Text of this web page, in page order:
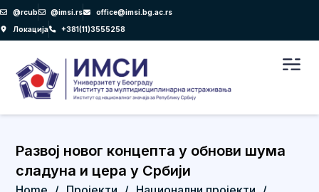
Пређи
на
садржај
@rcub @imsi.rs
office@imsi.bg.ac.rs
Локација
+381(11)3555258
Развој новог концепта у обнови шума
сладуна и цера у Србији